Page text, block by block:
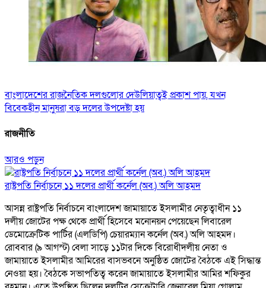
বাংলাদেশের রাজনৈতিক দলগুলোর দেউলিয়াত্বই প্রকাশ পায়, যখন
বিবেকহীন মানুষরা বড় দলের উপদেষ্টা হয়
রাজনীতি
আরও পড়ুন
রাষ্ট্রপতি নির্বাচনে ১১ দলের প্রার্থী কর্নেল (অব.) অলি আহমদ
আসন্ন রাষ্ট্রপতি নির্বাচনে বাংলাদেশ জামায়াতে ইসলামীর নেতৃত্বাধীন ১১
দলীয় জোটের পক্ষ থেকে প্রার্থী হিসেবে মনোনয়ন পেয়েছেন লিবারেল
ডেমোক্রেটিক পার্টির (এলডিপি) চেয়ারম্যান কর্নেল (অব.) অলি আহমদ।
রোববার (৯ আগস্ট) বেলা সাড়ে ১১টার দিকে বিরোধীদলীয় নেতা ও
জামায়াতে ইসলামীর আমিরের বাসভবনে অনুষ্ঠিত জোটের বৈঠকে এই সিদ্ধান্ত
নেওয়া হয়। বৈঠকে সভাপতিত্ব করেন জামায়াতে ইসলামীর আমির শফিকুর